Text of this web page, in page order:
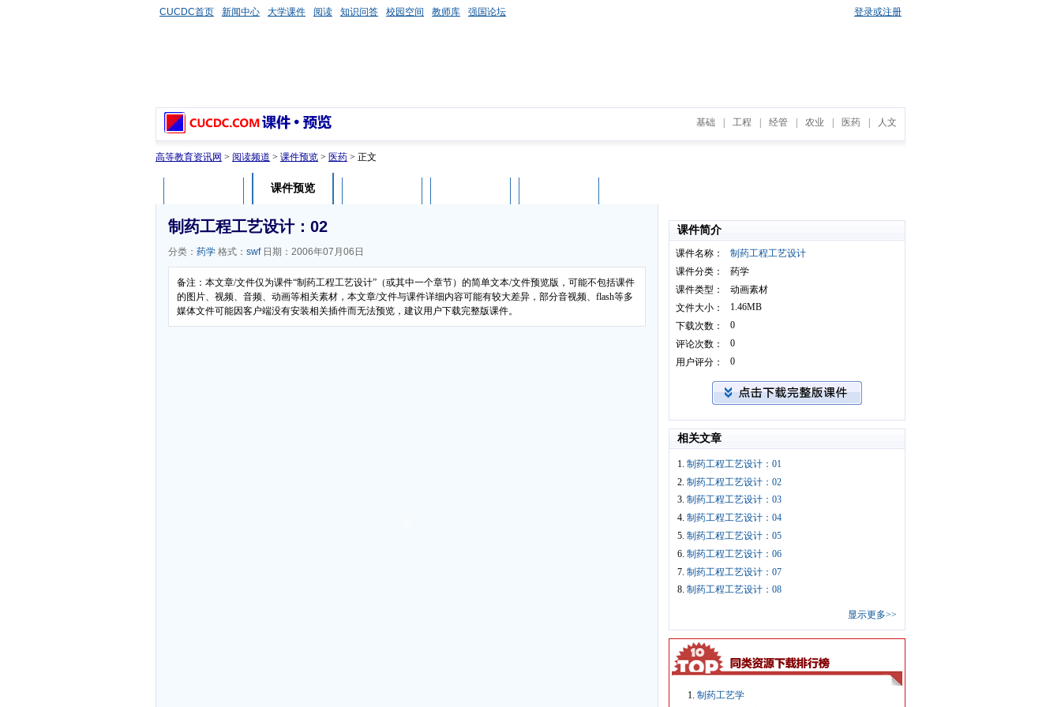
CUCDC首页 新闻中心 大学课件 阅读 知识问答 校园空间 教师库 强国论坛 登录或注册
基础 工程 经管 农业 医药 人文
高等教育资讯网 > 阅读频道 > 课件预览 > 医药 > 正文
课件预览
制药工程工艺设计：02
分类： 药学 格式： swf日期：2006年07月06日
备注：本文章/文件仅为课件“制药工程工艺设计”（或其中一个章节）的简单文本/文件预览版，可能不包括课件
的图片、视频、音频、动画等相关素材，本文章/文件与课件详细内容可能有较大差异，部分音视频、flash等多
媒体文件可能因客户端没有安装相关插件而无法预览，建议用户下载完整版课件。
课件简介
课件名称：
制药工程工艺设计
课件分类：
药学
课件类型：
动画素材
文件大小：
1.46MB
下载次数：
0
评论次数：
0
用户评分：
0
相关文章
1. 制药工程工艺设计：01
2. 制药工程工艺设计：02
3. 制药工程工艺设计：03
4. 制药工程工艺设计：04
5. 制药工程工艺设计：05
6. 制药工程工艺设计：06
7. 制药工程工艺设计：07
8. 制药工程工艺设计：08
显示更多>>
制药工艺学